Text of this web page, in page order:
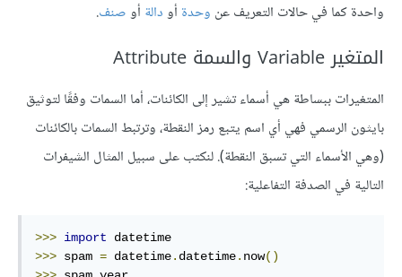
واحدة كما في حالات التعريف عن وحدة أودالة أوصنف.
المتغير Variable والسمة Attribute
المتغيرات ببساطة هي أسماء تشير إلى الكائنات، أما السمات وفقًا لتوثيق
بايثون الرسمي فهي أي اسم يتبع رمز النقطة، وترتبط السمات بالكائنات
(وهي الأسماء التي تسبق النقطة). لنكتب على سبيل المثال الشيفرات
التالية في الصدفة التفاعلية:
>>> import
>>> spam = datetime. datetime. now()